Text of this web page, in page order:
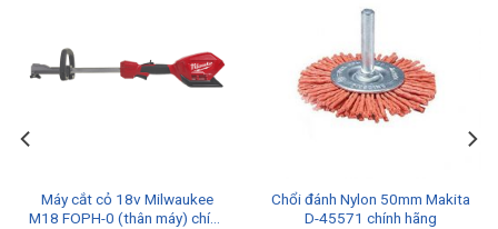
Máy cắt cỏ 18v Milwaukee
M18 FOPH-0 (thân máy) chính
Chổi đánh Nylon 50mm Makita
D-45571 chính hãng